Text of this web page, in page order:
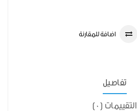
اضافة للمقارنة
تفاصيل
التقييمات (0)